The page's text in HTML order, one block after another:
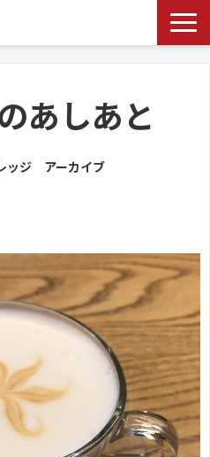
ち記事
ゴリ一覧
様事例
あしあと
ッジ アーカイブ